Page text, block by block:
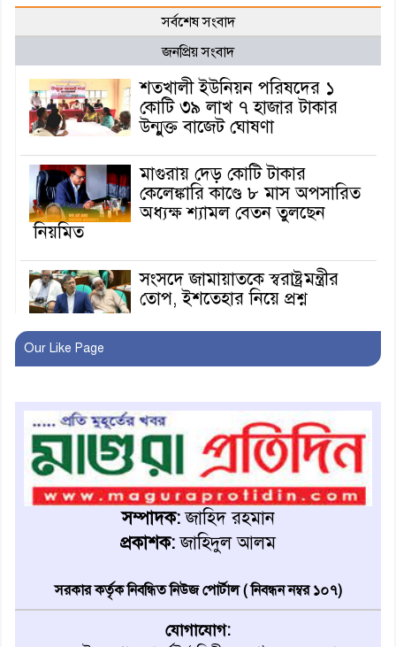
সর্বশেষ সংবাদ
জনপ্রিয় সংবাদ
শতখালী ইউনিয়ন পরিষদের ১
কোটি ৩৯ লাখ ৭ হাজার টাকার
উন্মুক্ত বাজেট ঘোষণা
মাগুরায় দেড় কোটি টাকার
কেলেঙ্কারি কাণ্ডে ৮ মাস অপসারিত
অধ্যক্ষ শ্যামল বেতন তুলছেন
নিয়মিত
সংসদে জামায়াতকে স্বরাষ্ট্রমন্ত্রীর
তোপ, ইশতেহার নিয়ে প্রশ্ন
ঈদের সরকারি বরাদ্দ ঘিরে
বিরোধের জেরে ওয়ার্ড বিএনপি
সাধারণ সম্পাদককে হাতুড়িপেটা
লোভ সংবরণ করতে পারলেন না
কারা তারা?
অনূর্ধ্ব-১৭ জাতীয় চ্যাম্পিয়ন মাগুরা
ফুটবল দলকে সংবর্ধনা
Our Like Page
সম্পাদক:জাহিদ রহমান
প্রকাশক:জাহিদুল আলম
সরকার কর্তৃক নিবন্ধিত নিউজ পোর্টাল ( নিবন্ধন নম্বর ১০৭)
যোগাযোগ: